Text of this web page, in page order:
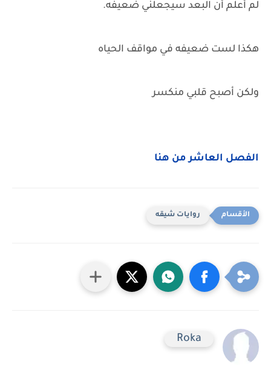
لم أعلم أن البعد سيجعلني ضعيفه.
هكذا لست ضعيفه في مواقف الحياه
ولكن أصبح قلبي منكسر
الفصل العاشر من هنا
روايات شيقه
Roka